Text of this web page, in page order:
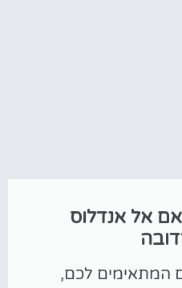
אל אנדלוס
המתאימים לכם,